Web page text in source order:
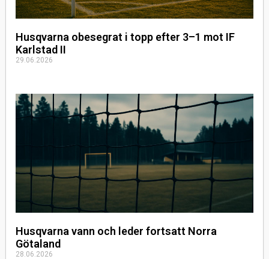
Husqvarna obesegrat i topp efter 3–1 mot IF
Karlstad II
29.06.2026
Husqvarna vann och leder fortsatt Norra
Götaland
28.06.2026